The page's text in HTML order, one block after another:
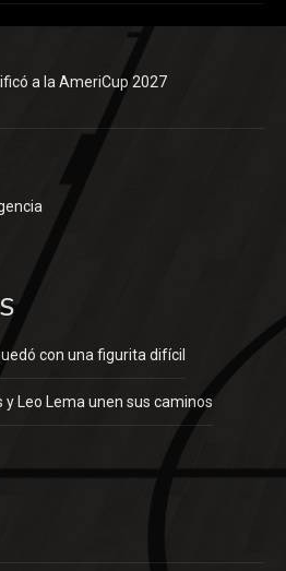
a la AmeriCup 2027
con una figurita difícil
y Leo Lema unen sus caminos